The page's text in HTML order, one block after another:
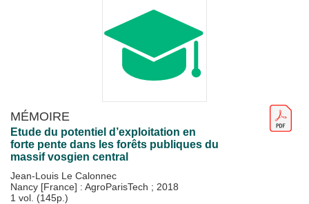
MÉMOIRE
Etude du potentiel d’exploitation en
forte pente dans les forêts publiques du
massif vosgien central
Jean-Louis Le Calonnec
Nancy [France] : AgroParisTech ; 2018
1 vol. (145p.)